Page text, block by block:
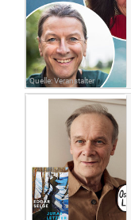
Quelle: Veranstalter